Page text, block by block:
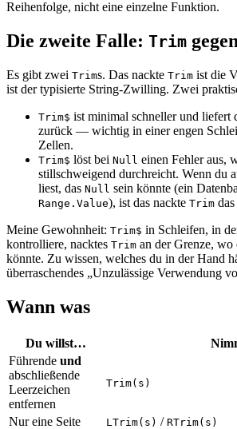
Reihenfolge, nicht eine einzelne Funktion.
Die zweite Falle: Trim gegen
Es gibt zwei Trims. Das nackte Trim ist die
ist der typisierte String-Zwilling. Zwei
Trim$ ist minimal schneller und liefert
zurück — wichtig in einer engen
Zellen.
Trim$ löst bei Null einen Fehler aus,
stillschweigend durchreicht. Wenn du
liest, das Null sein könnte (ein
Range.Value), ist das nackte Trim
Meine Gewohnheit: Trim$ in Schleifen, in
kontrolliere, nacktes Trim an der Grenze, wo
könnte. Zu wissen, welches du in der Hand
überraschendes „Unzulässige Verwendung
Wann was
Du willst…
Führende und
abschließende
Leerzeichen
entfernen
Trim(s)
Nur eine Seite LTrim(s) / RTrim(s)